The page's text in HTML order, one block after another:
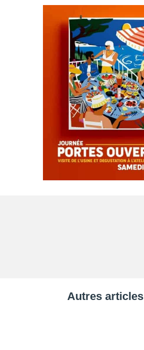
Autres articles